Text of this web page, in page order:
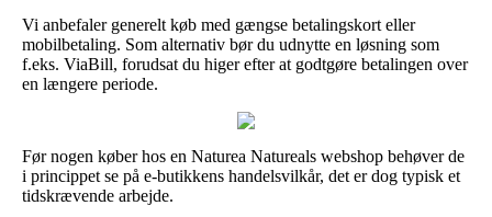
Vi anbefaler generelt køb med gængse betalingskort eller
mobilbetaling. Som alternativ bør du udnytte en løsning som
f.eks. ViaBill, forudsat du higer efter at godtgøre betalingen over
en længere periode.
Før nogen køber hos en Naturea Natureals webshop behøver de
i princippet se på e-butikkens handelsvilkår, det er dog typisk et
tidskrævende arbejde.